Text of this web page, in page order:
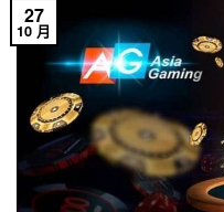
27
10 月